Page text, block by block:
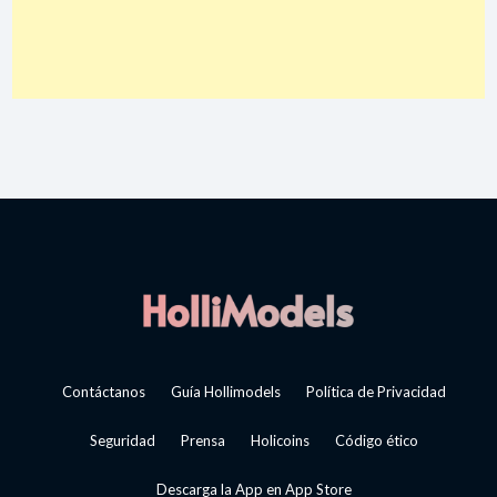
Contáctanos Guía Hollimodels Política de Privacidad
Seguridad Prensa Holicoins Código ético
Descarga la App en App Store